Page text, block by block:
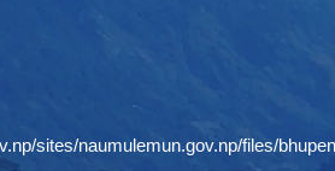
sites/naumulemun.gov.np/files/